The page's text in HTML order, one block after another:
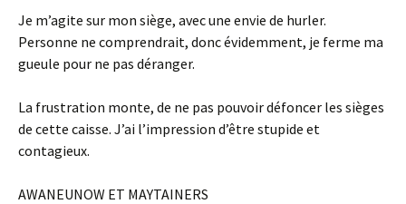
Je m’agite sur mon siège, avec une envie de hurler.
Personne ne comprendrait, donc évidemment, je ferme ma
gueule pour ne pas déranger.
La frustration monte, de ne pas pouvoir défoncer les sièges
de cette caisse. J’ai l’impression d’être stupide et
contagieux.
AWANEUNOW ET MAYTAINERS